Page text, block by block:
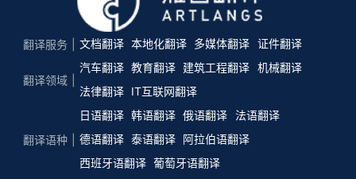
翻译服务 文档翻译 本地化翻译 多媒体翻译 证件翻译
翻译领域
汽车翻译 教育翻译 建筑工程翻译 机械翻译
法律翻译
IT互联网翻译
翻译语种
日语翻译 韩语翻译 俄语翻译
法语翻译
德语翻译 泰语翻译 阿拉伯语翻译
西班牙语翻译 葡萄牙语翻译